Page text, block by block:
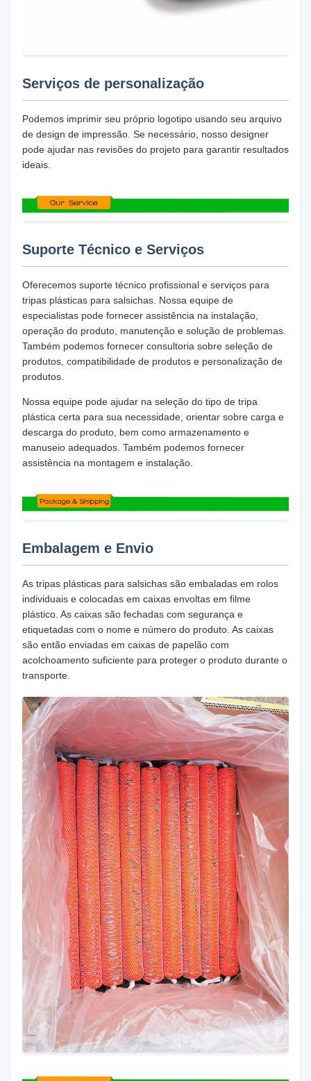
Serviços de personalização
Podemos imprimir seu próprio logotipo usando seu arquivo
de design de impressão. Se necessário, nosso designer
pode ajudar nas revisões do projeto para garantir resultados
ideais.
Suporte Técnico e Serviços
Oferecemos suporte técnico profissional e serviços para
tripas plásticas para salsichas. Nossa equipe de
especialistas pode fornecer assistência na instalação,
operação do produto, manutenção e solução de problemas.
Também podemos fornecer consultoria sobre seleção de
produtos, compatibilidade de produtos e personalização de
produtos.
Nossa equipe pode ajudar na seleção do tipo de tripa
plástica certa para sua necessidade, orientar sobre carga e
descarga do produto, bem como armazenamento e
manuseio adequados. Também podemos fornecer
assistência na montagem e instalação.
Embalagem e Envio
As tripas plásticas para salsichas são embaladas em rolos
individuais e colocadas em caixas envoltas em filme
plástico. As caixas são fechadas com segurança e
etiquetadas com o nome e número do produto. As caixas
são então enviadas em caixas de papelão com
acolchoamento suficiente para proteger o produto durante o
transporte.